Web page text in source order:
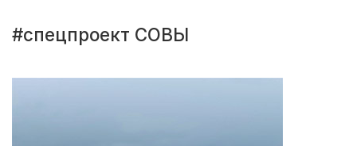
#спецпроект СОВЫ